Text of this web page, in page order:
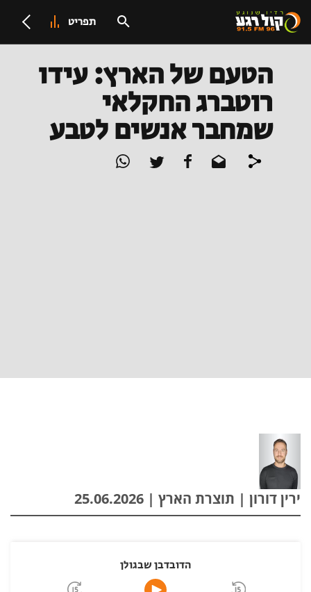
תפריט
הטעם של הארץ: עידו
רוטברג החקלאי
שמחבר אנשים לטבע
ירין דורון | תוצרת הארץ | 25.06.2026
הדובדבן שבגולן